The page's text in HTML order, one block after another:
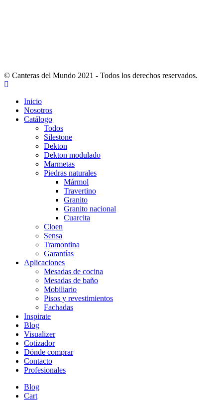
© Canteras del Mundo 2021 - Todos los derechos reservados.
Inicio
Nosotros
Catálogo
Todos
Silestone
Dekton
Dekton modulado
Marmetas
Piedras naturales
Mármol
Travertino
Granito
Granito nacional
Cuarcita
Cloen
Sensa
Tramontina
Garantías
Aplicaciones
Mesadas de cocina
Mesadas de baño
Mobiliario
Pisos y revestimientos
Fachadas
Inspirate
Blog
Visualizer
Cotizador
Dónde comprar
Contacto
Profesionales
Blog
Cart